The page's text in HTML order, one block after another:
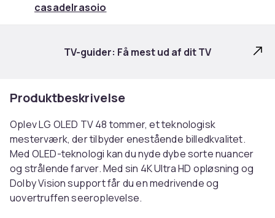
casadelrasoio
TV-guider: Få mest ud af dit TV
Produktbeskrivelse
Oplev LG OLED TV 48 tommer, et teknologisk
mesterværk, der tilbyder enestående billedkvalitet.
Med OLED-teknologi kan du nyde dybe sorte nuancer
og strålende farver. Med sin 4K Ultra HD opløsning og
Dolby Vision support får du en medrivende og
uovertruffen seeroplevelse.